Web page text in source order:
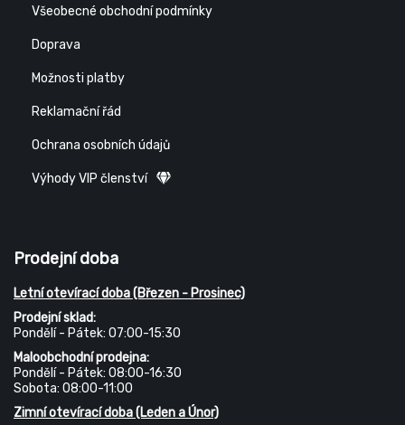
Všeobecné obchodní podmínky
Doprava
Možnosti platby
Reklamační řád
Ochrana osobních údajů
Výhody VIP členství
Prodejní doba
Letní otevírací doba (Březen - Prosinec)
Prodejní sklad:
Pondělí - Pátek: 07:00-15:30
Maloobchodní prodejna:
Pondělí - Pátek: 08:00-16:30
Sobota: 08:00-11:00
Zimní otevírací doba (Leden a Únor)